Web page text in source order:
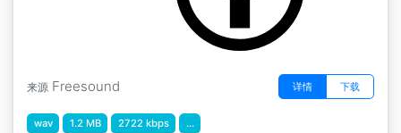
来源 Freesound 详情 下载
wav 1.2 MB 2722 kbps ...